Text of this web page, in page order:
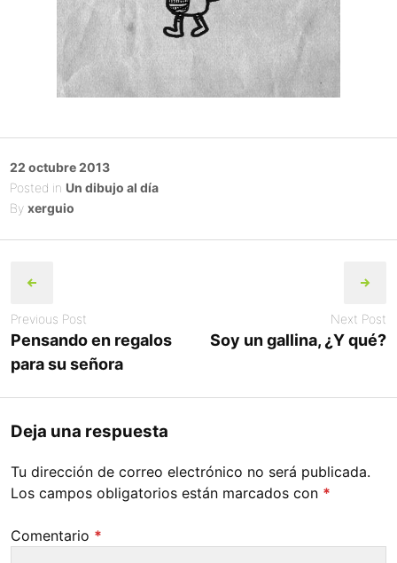
Posted
on
22 octubre 2013
Posted in Un dibujo al día
By xerguio
navigation
Previous Post
Pensando en regalos
para su señora
Next Post
Soy un gallina, ¿Y qué?
Deja una respuesta
Tu dirección de correo electrónico no será publicada.
Los campos obligatorios están marcados con *
Comentario *